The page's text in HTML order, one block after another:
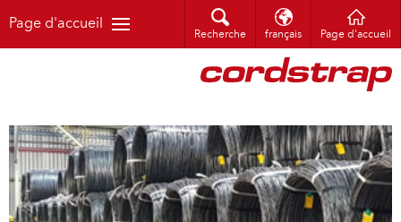
Page d'accueil
Recherche français Page d'accueil